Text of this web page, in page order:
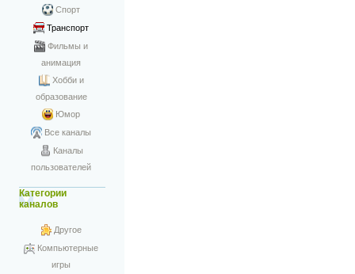
Спорт
Транспорт
Фильмы и
анимация
Хобби и
образование
Юмор
Все каналы
Каналы
пользователей
Категории
каналов
Другое
Компьютерные
игры